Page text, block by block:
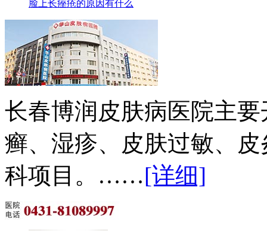
脸上长痤疮的原因有什么
长春博润皮肤病医院主
癣、湿疹、皮肤过敏、
科项目。……[详细]